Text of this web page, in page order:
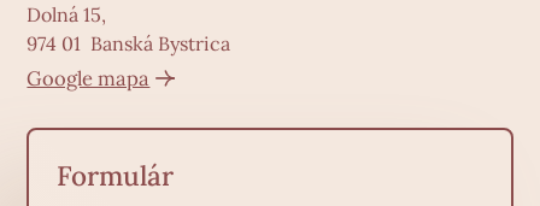
Dolná 15,
974 01 Banská Bystrica
Google mapa
Formulár